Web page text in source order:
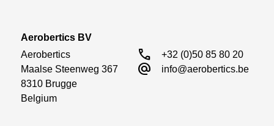
Aerobertics BV
Aerobertics
Maalse Steenweg 367
8310 Brugge
Belgium
call +32 (0)50 85 80 20
alternate_email info@aerobertics.be